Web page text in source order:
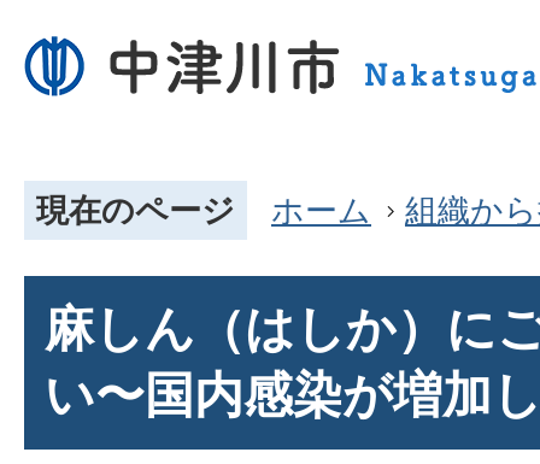
現在のページ ホーム 組織か
麻しん（はしか）に
い〜国内感染が増加